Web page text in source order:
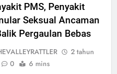
PMS, Penyakit
Seksual Ancaman
Pergaulan Bebas
2 tahun
0 6 mins